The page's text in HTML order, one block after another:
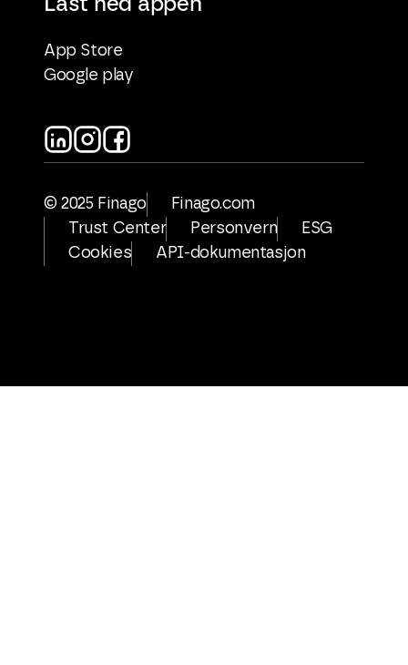
App Store
Google play
© 2025 Finago
Finago.com
Trust Center
Personvern
ESG
Cookies
API-dokumentasjon